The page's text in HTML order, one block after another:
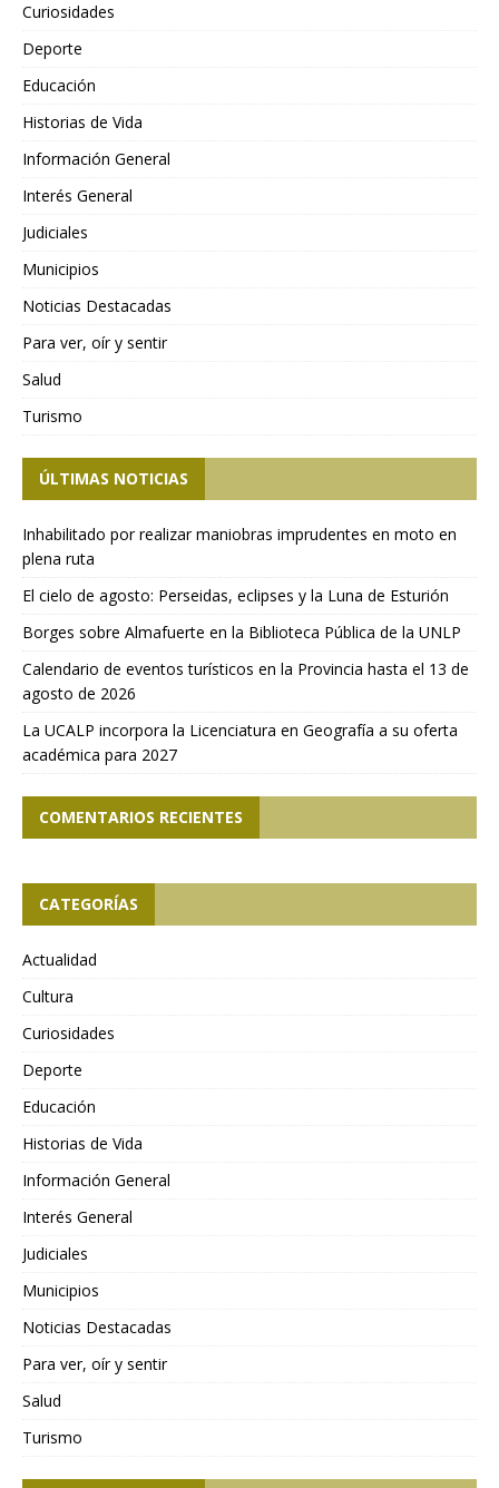
Curiosidades
Deporte
Educación
Historias de Vida
Información General
Interés General
Judiciales
Municipios
Noticias Destacadas
Para ver, oír y sentir
Salud
Turismo
ÚLTIMAS NOTICIAS
Inhabilitado por realizar maniobras imprudentes en moto en
plena ruta
El cielo de agosto: Perseidas, eclipses y la Luna de Esturión
Borges sobre Almafuerte en la Biblioteca Pública de la UNLP
Calendario de eventos turísticos en la Provincia hasta el 13 de
agosto de 2026
La UCALP incorpora la Licenciatura en Geografía a su oferta
académica para 2027
COMENTARIOS RECIENTES
CATEGORÍAS
Actualidad
Cultura
Curiosidades
Deporte
Educación
Historias de Vida
Información General
Interés General
Judiciales
Municipios
Noticias Destacadas
Para ver, oír y sentir
Salud
Turismo